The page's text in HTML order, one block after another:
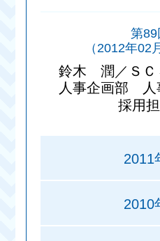
第89
（2012年02
鈴木 潤／ＳＣ
人事企画部
採用
2011
2010